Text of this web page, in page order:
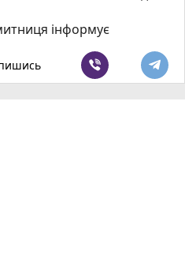
інформує